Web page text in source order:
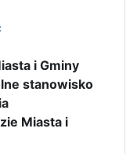
i Gminy
stanowisko
Miasta i